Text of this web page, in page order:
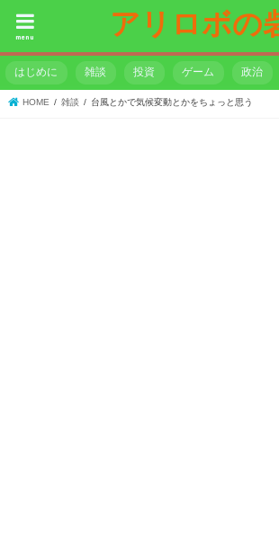
アリロボの
menu
はじめに 雑談 投資 ゲーム 政治
HOME 雑談 台風とかで気候変動とかをちょっと思う